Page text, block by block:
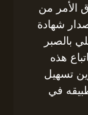
الأمر من
شهادة
بالصبر
هذه
تسهيل
في